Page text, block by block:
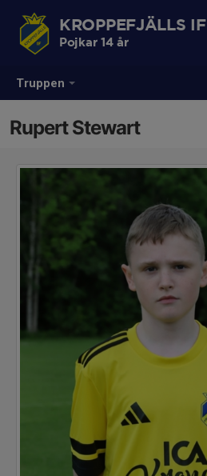
Truppen
KROPPEFJÄLLS IF
Pojkar 14 år
Rupert Stewart